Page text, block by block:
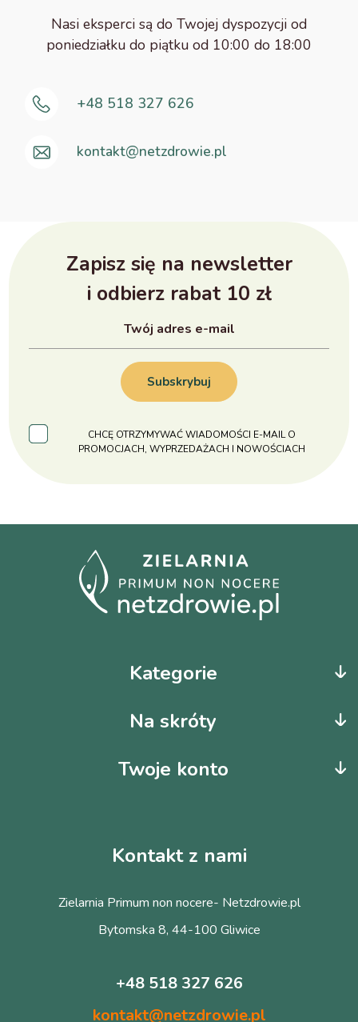
Nasi eksperci są do Twojej dyspozycji od
poniedziałku do piątku od 10:00 do 18:00
+48 518 327 626
kontakt@netzdrowie.pl
Zapisz się na newsletter
i odbierz rabat 10 zł
Subskrybuj
CHCĘ OTRZYMYWAĆ WIADOMOŚCI E-MAIL O
PROMOCJACH, WYPRZEDAŻACH I NOWOŚCIACH
Kategorie
Na skróty
Twoje konto
Kontakt z nami
Zielarnia Primum non nocere- Netzdrowie.pl
Bytomska 8, 44-100 Gliwice
+48 518 327 626
kontakt@netzdrowie.pl